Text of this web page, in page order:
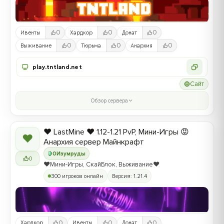
Ивенты 0 Хардкор 0 Донат 0
Выживание 0 Тюрьма 0 Анархия 0
play.tntland.net
Сайт
Обзор сервера
❤
0
0Изумруды
❤️ LastMine ❤️ 1.12-1.21 PvP, Мини-Игры 😡
Анархия сервер Майнкрафт
❤️Мини-Игры, СкайБлок, Выживание❤️
300 игроков онлайн Версия: 1.21.4
Хардкор Ивенты Донат